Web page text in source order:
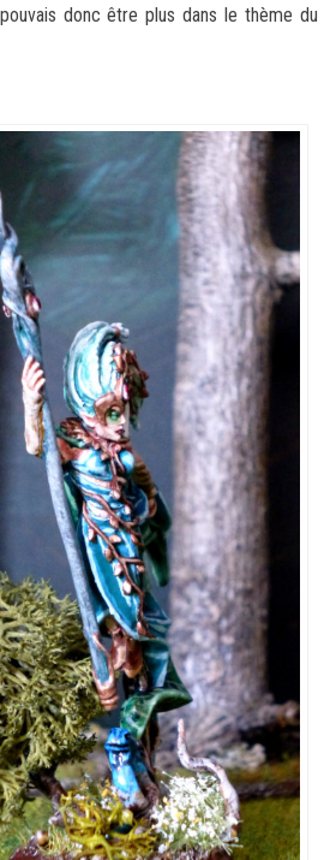
donc être plus dans le thème du